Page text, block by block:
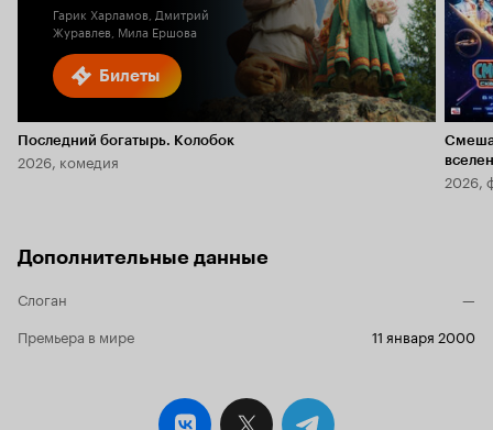
Билеты
Гарик Харламов, Дмитрий
Журавлев, Мила Ершова
Последний богатырь. Колобок
2026, комедия
2026,
Дополнительные данные
Слоган
—
Премьера в мире
11 января 2000